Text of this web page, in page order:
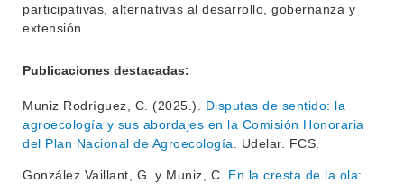
DEPARTAMENTOS
EXTENSIÓN
SERVICIOS
EVA FCS
OFERTA DE GRADO
POSGRADOS
MOVILIDAD ACADÉMICA
participativas, alternativas al desarrollo, gobernanza y
extensión.
Publicaciones destacadas:
Muniz Rodríguez, C. (2025.). Disputas de sentido: la
agroecología y sus abordajes en la Comisión Honoraria
del Plan Nacional de Agroecología. Udelar. FCS.
González Vaillant, G. y Muniz, C. En la cresta de la ola: